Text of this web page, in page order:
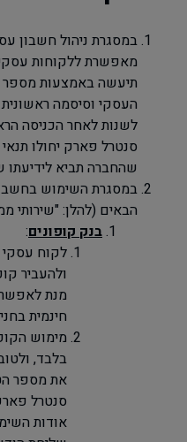
במסגרת ניהול חשבון
מאפשרת ללקוחות
תיעשה באמצעות
העסקי וסיסמה
לשנות לאחר הכניסה
סנטרל פארק יחולו
שהחברה תביא
במסגרת השימוש
הבאים (להלן:
בנק קופונים:
לקוח עסקי
ולהעביר
מנת לאפשר
חינמית
מימוש
בלבד,
את מספר
סנטרל
אודות